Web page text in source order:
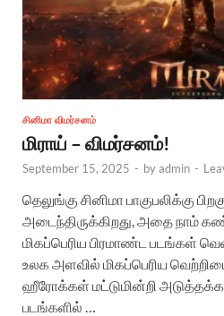
சினிமா விமர்சனம்
மிராய் – விமர்சனம்!
September 15, 2025 - byadmin -
தெலுங்கு சினிமா பாகுபலிக்கு
அடைந்திருக்கிறது, அதை நாம்
மிகப்பெரிய பிரமாண்ட படங்கள்
உலக அளவில் மிகப்பெரிய
ஹீரோக்கள் மட்டுமின்றி
படங்களில் …